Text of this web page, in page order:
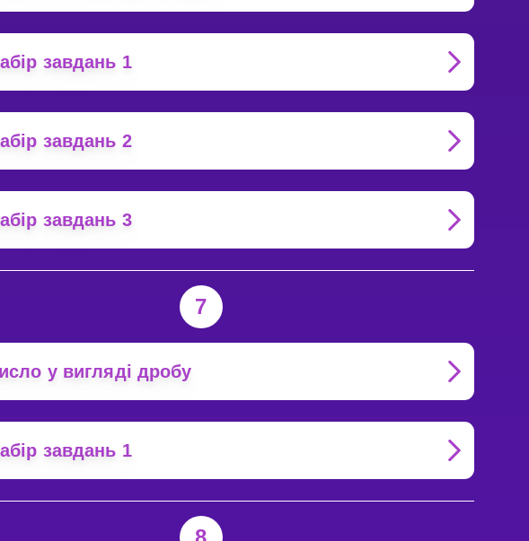
завдань 1
завдань 2
завдань 3
7
у вигляді дробу
завдань 1